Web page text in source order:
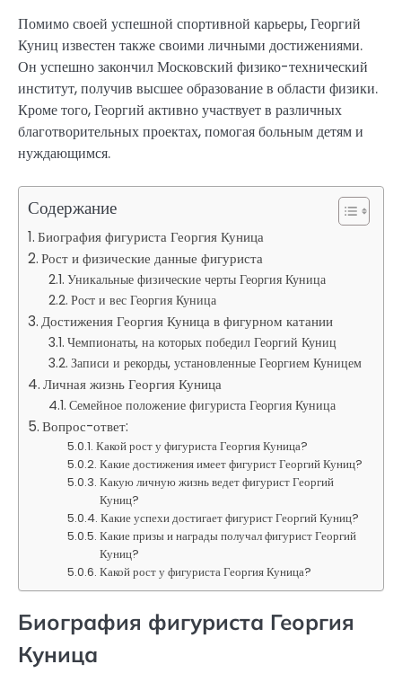
Помимо своей успешной спортивной карьеры, Георгий
Куниц известен также своими личными достижениями.
Он успешно закончил Московский физико-технический
институт, получив высшее образование в области физики.
Кроме того, Георгий активно участвует в различных
благотворительных проектах, помогая больным детям и
нуждающимся.
Содержание
Биография фигуриста Георгия Куница
Рост и физические данные фигуриста
Уникальные физические черты Георгия Куница
Рост и вес Георгия Куница
Достижения Георгия Куница в фигурном катании
Чемпионаты, на которых победил Георгий Куниц
Записи и рекорды, установленные Георгием Куницем
Личная жизнь Георгия Куница
Семейное положение фигуриста Георгия Куница
Вопрос-ответ:
Какой рост у фигуриста Георгия Куница?
Какие достижения имеет фигурист Георгий Куниц?
Какую личную жизнь ведет фигурист Георгий
Куниц?
Какие успехи достигает фигурист Георгий Куниц?
Какие призы и награды получал фигурист Георгий
Куниц?
Какой рост у фигуриста Георгия Куница?
Биография фигуриста Георгия
Куница